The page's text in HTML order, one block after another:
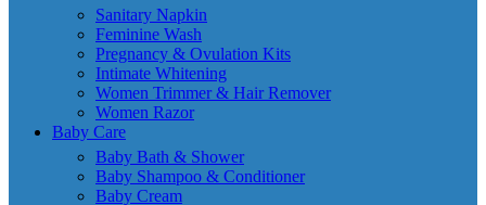
Sanitary Napkin
Feminine Wash
Pregnancy & Ovulation Kits
Intimate Whitening
Women Trimmer & Hair Remover
Women Razor
Baby Care
Baby Bath & Shower
Baby Shampoo & Conditioner
Baby Cream